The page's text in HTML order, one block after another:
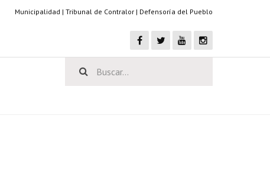
Municipalidad | Tribunal de Contralor | Defensoría del Pueblo